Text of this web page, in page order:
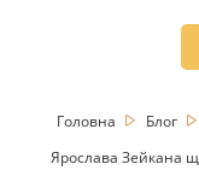
Головна Блог
Ярослава Зейкана